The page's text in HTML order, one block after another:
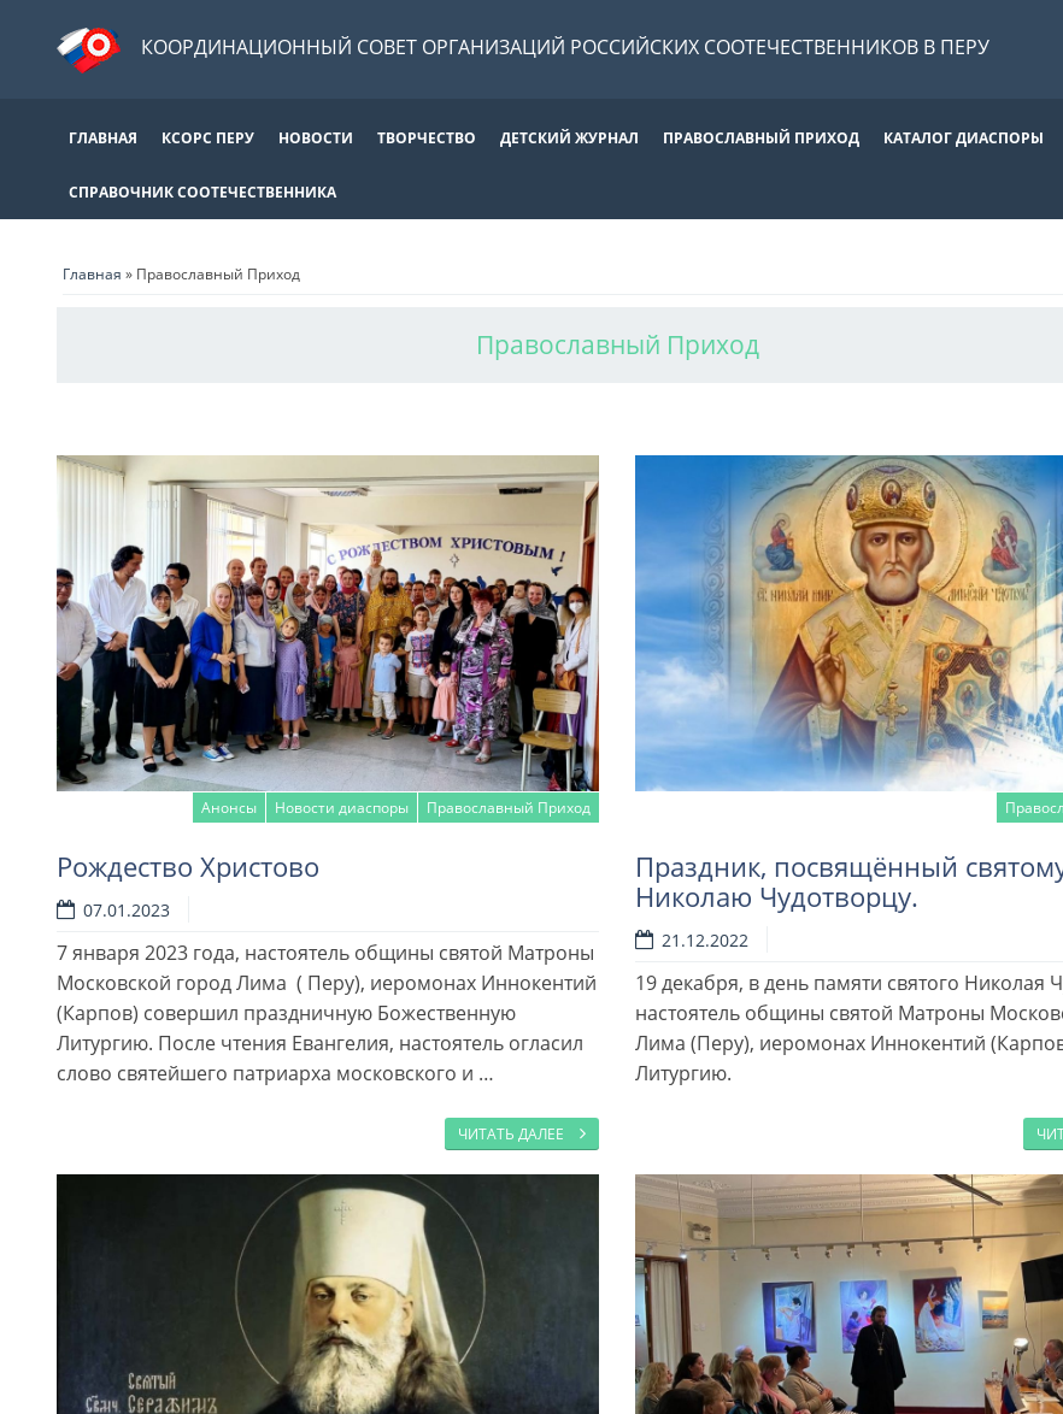
КООРДИНАЦИОННЫЙ СОВЕТ ОРГАНИЗАЦИЙ РОССИЙСКИХ СООТЕЧЕСТВЕННИКОВ В ПЕРУ
ГЛАВНАЯ КСОРС ПЕРУ НОВОСТИ ТВОРЧЕСТВО ДЕТСКИЙ ЖУРНАЛ ПРАВОСЛАВНЫЙ ПРИХОД КАТАЛОГ ДИАСПОРЫ
СПРАВОЧНИК СООТЕЧЕСТВЕННИКА
Главная » Православный Приход
Православный Приход
Анонсы Новости диаспоры Православный Приход
Рождество Христово
07.01.2023
7 января 2023 года, настоятель общины святой Матроны
Московской город Лима ( Перу), иеромонах Иннокентий
(Карпов) совершил праздничную Божественную
Литургию. После чтения Евангелия, настоятель огласил
слово святейшего патриарха московского и …
ЧИТАТЬ ДАЛЕЕ
Праздник, посвящённый
Николаю Чудотворцу.
21.12.2022
19 декабря, в день памяти святого Николая
настоятель общины святой Матроны
Лима (Перу), иеромонах Иннокентий
Литургию.